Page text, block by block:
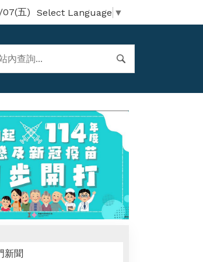
Select Language ▼
五)
新聞